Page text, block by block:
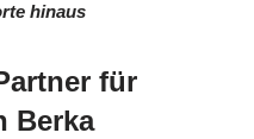
hinaus
für
Berka